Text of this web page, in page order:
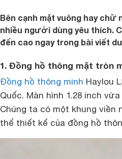
Bên cạnh mặt vuông hay
nhiều người dùng yêu thích.
đến cao ngay trong bài viết
1. Đồng hồ thông mặt tròn
Đồng hồ thông minh Haylou
Quốc. Màn hình 1.28 inch
Chúng ta có một khung viền
thể thiết kế của đồng hồ